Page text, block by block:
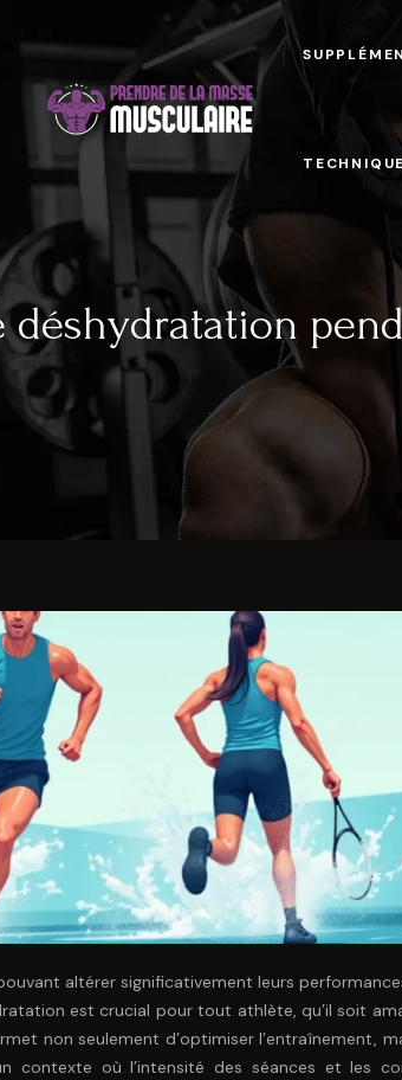
déshydratation
altérer significativement leurs
est crucial pour tout athlète, qu’il soit
non seulement d’optimiser l’entraînement,
contexte où l’intensité des séances et les